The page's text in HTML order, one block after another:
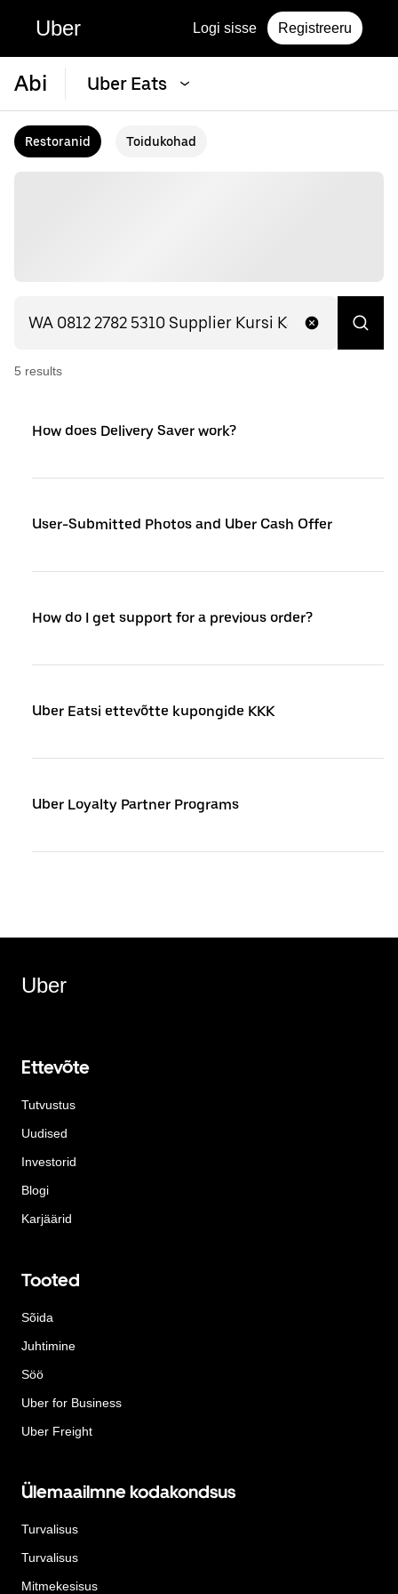
Uber Logi sisse Registreeru
Abi Uber Eats
Restoranid Toidukohad
5 results
How does Delivery Saver work?
User-Submitted Photos and Uber Cash Offer
How do I get support for a previous order?
Uber Eatsi ettevõtte kupongide KKK
Uber Loyalty Partner Programs
Uber
Ettevõte
Tutvustus
Uudised
Investorid
Blogi
Karjäärid
Tooted
Sõida
Juhtimine
Söö
Uber for Business
Uber Freight
Ülemaailmne kodakondsus
Turvalisus
Turvalisus
Mitmekesisus